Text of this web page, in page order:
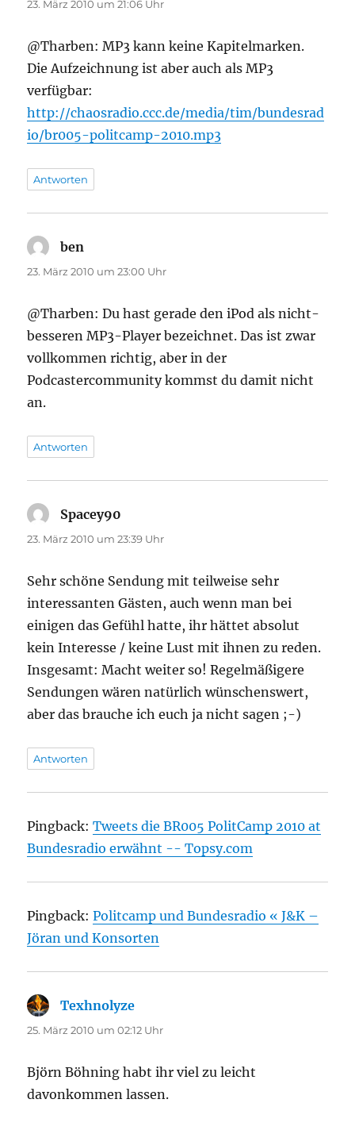
23. März 2010 um 21:06 Uhr
@Tharben: MP3 kann keine Kapitelmarken.
Die Aufzeichnung ist aber auch als MP3
verfügbar:
http://chaosradio.ccc.de/media/tim/bundesrad
io/br005-politcamp-2010.mp3
Antworten
ben
23. März 2010 um 23:00 Uhr
@Tharben: Du hast gerade den iPod als nicht-
besseren MP3-Player bezeichnet. Das ist zwar
vollkommen richtig, aber in der
Podcastercommunity kommst du damit nicht
an.
Antworten
Spacey90
23. März 2010 um 23:39 Uhr
Sehr schöne Sendung mit teilweise sehr
interessanten Gästen, auch wenn man bei
einigen das Gefühl hatte, ihr hättet absolut
kein Interesse / keine Lust mit ihnen zu reden.
Insgesamt: Macht weiter so! Regelmäßigere
Sendungen wären natürlich wünschenswert,
aber das brauche ich euch ja nicht sagen ;-)
Antworten
Pingback:Tweets die BR005 PolitCamp 2010 at
Bundesradio erwähnt -- Topsy.com
Pingback:Politcamp und Bundesradio « J&K –
Jöran und Konsorten
Texhnolyze
25. März 2010 um 02:12 Uhr
Björn Böhning habt ihr viel zu leicht
davonkommen lassen.